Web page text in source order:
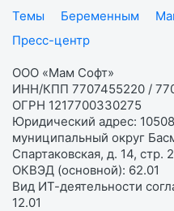
Темы
Беременным
Пресс-центр
ООО «Мам Софт»
ИНН/КПП 7707455220 /
ОГРН 1217700330275
Юридический адрес:
муниципальный округ
Спартаковская, д. 14,
ОКВЭД (основной): 62.01
Вид ИТ-деятельности
12.01